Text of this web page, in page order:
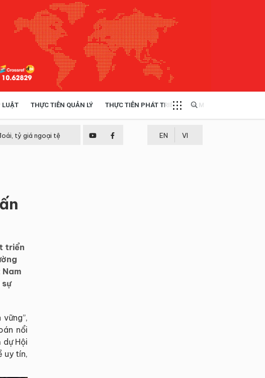
LUẬT THỰC TIỄN QUẢN LÝ THỰC TIỄN PHÁT TRIỂN MULTIMEDIA
tỷ giá ngoại tệ EN VI
triển
sự
nổi
Hội
uy tín,